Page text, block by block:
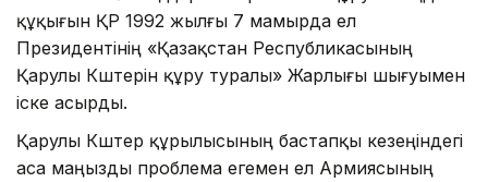
құқығын ҚР 1992 жылғы 7 мамырда ел
Президентінің «Қазақстан Республикасының
Қарулы Күштерін құру туралы» Жарлығы шығуымен
іске асырды.
Қарулы Күштер құрылысының бастапқы кезеңіндегі
аса маңызды проблема егемен ел Армиясының